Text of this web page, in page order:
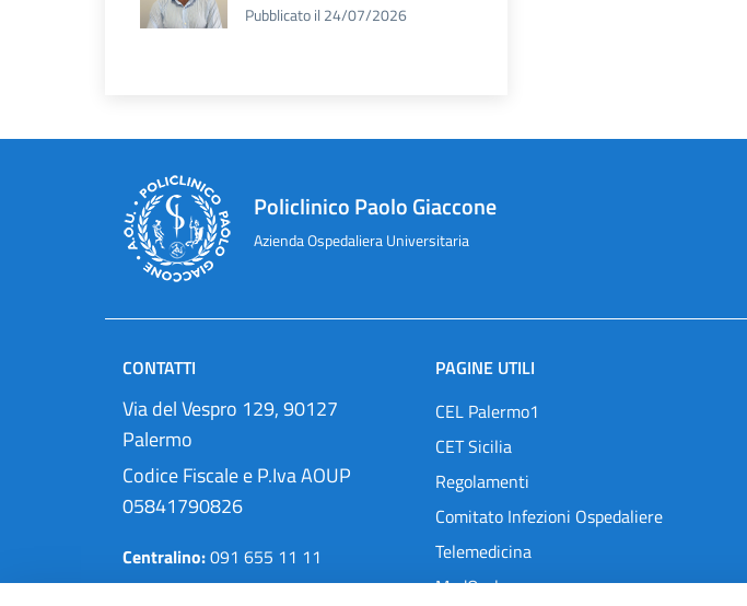
Pubblicato il 24/07/2026
Policlinico Paolo Giaccone
Azienda Ospedaliera Universitaria
CONTATTI
Via del Vespro 129, 90127
Palermo
Codice Fiscale e P.Iva AOUP
05841790826
Centralino:091 655 11 11
Pec:protocollo@cert.policlinico.pa.it
PAGINE UTILI
CEL Palermo1
CET Sicilia
Regolamenti
Comitato Infezioni Ospedaliere
Telemedicina
MedOral